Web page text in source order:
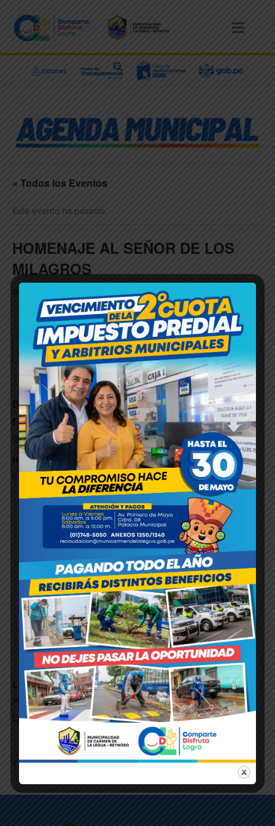
« Todos los Eventos
Este evento ha pasado.
HOMENAJE AL SEÑOR DE LOS
MILAGROS
octubre 19, 2023 > 8:00 PM-9:30 PM
Añadir al calendario
DETALLES
Fecha:
octubre 19, 2023
Hora:
8:00 PM - 9:30 PM-05
LOCAL
PLAZA SAN MARTIN
LIMA, LIMA Perú + Google Map
TU MUNI TE ESCUCHA MISA POR EL CALLAO